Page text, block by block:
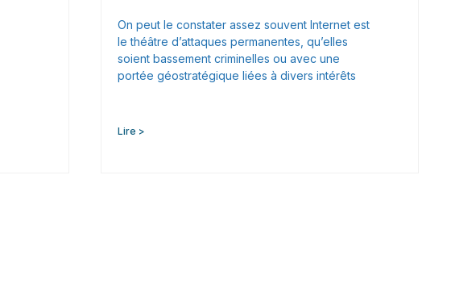
On peut le constater assez souvent Internet est
le théâtre d’attaques permanentes, qu’elles
soient bassement criminelles ou avec une
portée géostratégique liées à divers intérêts
Lire >